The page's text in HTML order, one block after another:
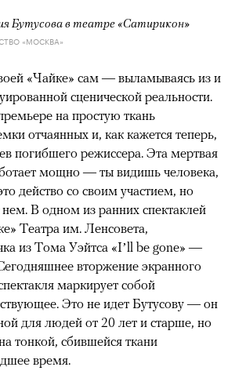
Бутусова в театре «Сатирикон»
«МОСКВА»
«Чайке» сам — выламываясь из и
сценической реальности.
на простую ткань
отчаянных и, как кажется теперь,
погибшего режиссера. Эта мертвая
мощно — ты видишь человека,
действо со своим участием, но
В одном из ранних спектаклей
Театра им. Ленсовета,
из Тома Уэйтса «I’ll be gone» —
вторжение экранного
маркирует собой
Это не идет Бутусову — он
для людей от 20 лет и старше, но
тонкой, сбившейся ткани
время.